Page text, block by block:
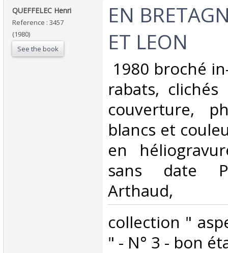
‎QUEFFELEC Henri‎
Reference : 3457
(1980)
See the book
‎EN
ET LEON‎
1980 broché
rabats,
couverture,
blancs et
en
sans date
Arthaud,‎
‎collection "
" - N° 3 - bon